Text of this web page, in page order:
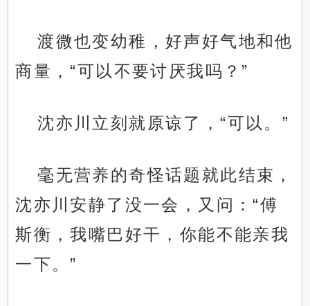
渡微也变幼稚，好声好气地和他
商量，“可以不要讨厌我吗？”
沈亦川立刻就原谅了，“可以。”
毫无营养的奇怪话题就此结束，
沈亦川安静了没一会，又问：“傅
斯衡，我嘴巴好干，你能不能亲我
一下。”